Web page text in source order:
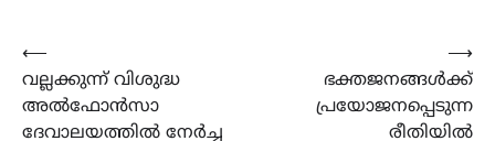
Post
navigation
⟵
വല്ലക്കുന്ന് വിശുദ്ധ
അൽഫോൻസാ
ദേവാലയത്തിൽ നേർച്ച
ഭക്തജനങ്ങൾക്ക്
പ്രയോജനപ്പെടുന്ന
രീതിയിൽ
⟶